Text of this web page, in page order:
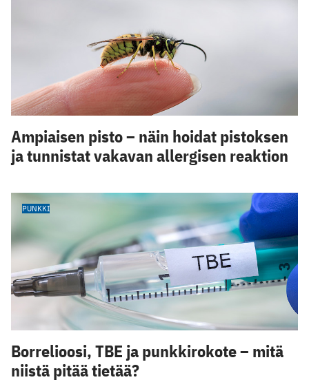
Ampiaisen pisto – näin hoidat pistoksen
ja tunnistat vakavan allergisen reaktion
PUNKKI
Borrelioosi, TBE ja punkkirokote – mitä
niistä pitää tietää?